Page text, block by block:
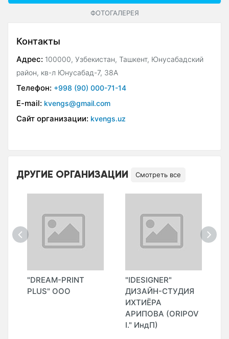
ФОТОГАЛЕРЕЯ
Контакты
Адрес: 100000, Узбекистан, Ташкент, Юнусабадский
район, кв-л Юнусабад-7, 38А
Телефон: +998 (90) 000-71-14
E-mail: kvengs@gmail.com
Сайт организации: kvengs.uz
ДРУГИЕ ОРГАНИЗАЦИИ Смотреть все
"DREAM-PRINT
PLUS" ООО
"IDESIGNER"
ДИЗАЙН-СТУДИЯ
ИХТИЁРА
АРИПОВА (ORIPOV
I." ИндП)